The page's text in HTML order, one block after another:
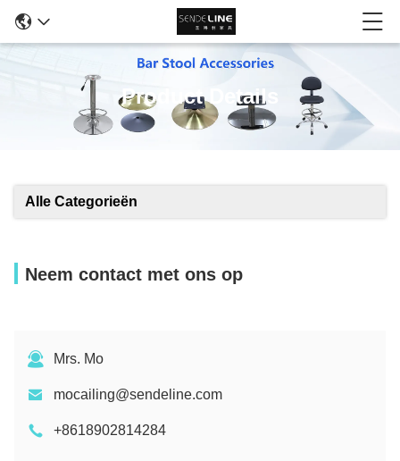
Product Details
Alle Categorieën
Neem contact met ons op
Mrs. Mo
mocailing@sendeline.com
+8618902814284